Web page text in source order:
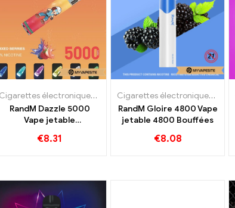
Cigarettes électroniques jetables
RandM Dazzle 5000
Vape jetable
RVB 5000 Bouffées
€8.31
Cigarettes électroniques jetables
RandM Gloire 4800 Vape
jetable 4800 Bouffées
€8.08